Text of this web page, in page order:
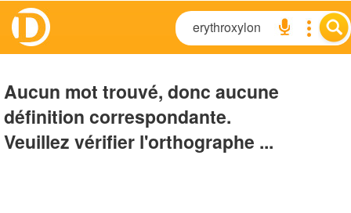
Aucun mot trouvé, donc aucune
définition correspondante.
Veuillez vérifier l'orthographe ...